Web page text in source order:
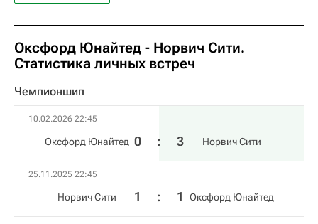
Оксфорд Юнайтед - Норвич Сити.
Статистика личных встреч
Чемпионшип
10.02.2026 22:45
Оксфорд Юнайтед 0 : 3 Норвич Сити
25.11.2025 22:45
Норвич Сити 1 : 1 Оксфорд Юнайтед